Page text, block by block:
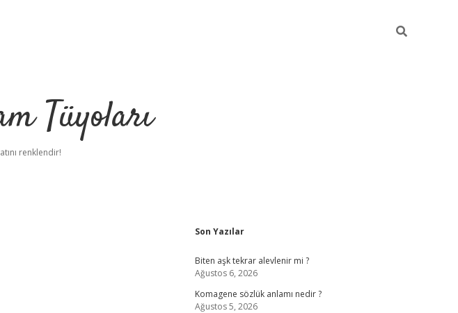
Tüyoları
renklendir!
Sidebar
Son Yazılar
Biten aşk tekrar alevlenir mi ?
Ağustos 6, 2026
Komagene sözlük anlamı nedir ?
Ağustos 5, 2026